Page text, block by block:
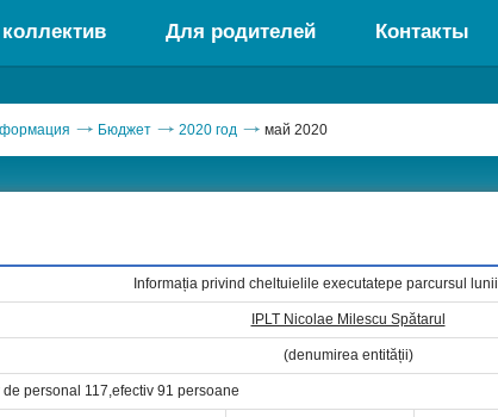
Для родителей Контакты
Бюджет 2020 год май 2020
Informația privind cheltuielile executatepe parcursul lunii
IPLT Nicolae Milescu Spătarul
(denumirea entității)
personal 117,efectiv 91 persoane